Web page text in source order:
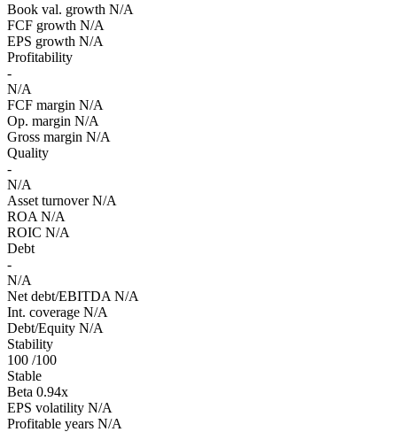
Book val. growth N/A
FCF growth N/A
EPS growth N/A
Profitability
-
N/A
FCF margin N/A
Op. margin N/A
Gross margin N/A
Quality
-
N/A
Asset turnover N/A
ROA N/A
ROIC N/A
Debt
-
N/A
Net debt/EBITDA N/A
Int. coverage N/A
Debt/Equity N/A
Stability
100 /100
Stable
Beta 0.94x
EPS volatility N/A
Profitable years N/A